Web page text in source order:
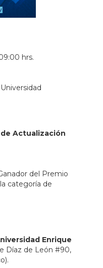
hrs.
de Actualización
del Premio
categoría de
Enrique
Díaz de León #90,